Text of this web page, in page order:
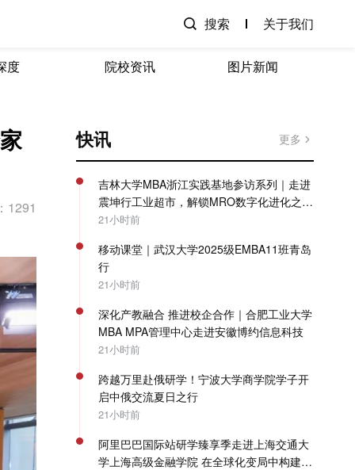
搜索 关于我们
度 院校资讯 图片新闻
1291
快讯 更多
吉林大学MBA浙江实践基地参访系列｜走进
震坤行工业超市，解锁MRO数字化进化之
路！
21小时前
移动课堂｜武汉大学2025级EMBA11班青岛
行
21小时前
深化产教融合 推进校企合作｜合肥工业大学
MBA MPA管理中心走进安徽博约信息科技
21小时前
跨越万里赴俄研学！宁波大学商学院学子开
启中俄交流夏日之行
21小时前
阿里巴巴国际站研学臻享季走进上海交通大
学上海高级金融学院 在全球化变局中构建企